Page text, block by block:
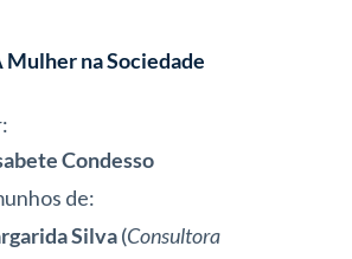
MulhernaSociedade
Condesso
de:
Silva(Consultora